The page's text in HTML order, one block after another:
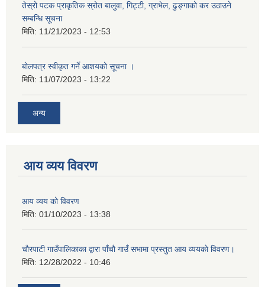
तेस्रो पटक प्राकृतिक स्रोत बालुवा, गिट्टी, ग्राभेल, ढुङ्गाको कर उठाउने
सम्बन्धि सूचना
मिति: 11/21/2023 - 12:53
बोलपत्र स्वीकृत गर्ने आशयको सूचना ।
मिति: 11/07/2023 - 13:22
अन्य
आय व्यय विवरण
आय व्यय को विवरण
मिति: 01/10/2023 - 13:38
चाैरपाटी गाउँपालिकाका द्वारा पाँचाै गाउँ सभामा प्रस्तुत आय व्ययकाे विवरण।
मिति: 12/28/2022 - 10:46